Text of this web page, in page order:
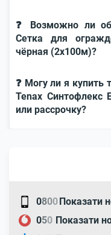
❓ Возможно ли
Сетка для
чёрная (2х100м)?
❓ Могу ли я купить
Tenax Синтофлекс
или рассрочку?
0800Показати
050 Показати